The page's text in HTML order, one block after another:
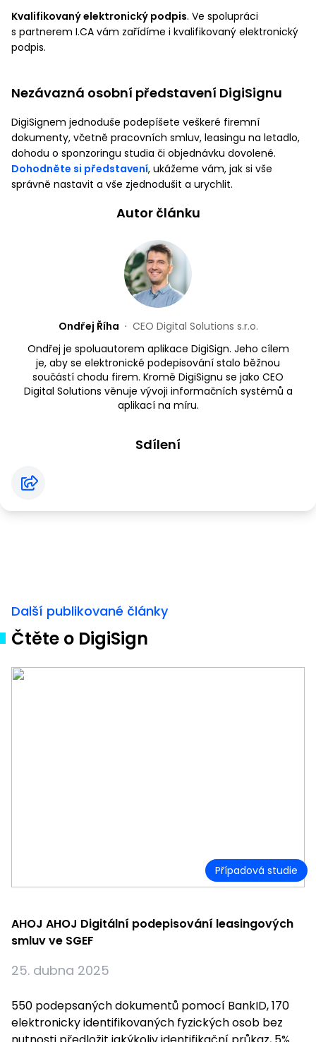
Kvalifikovaný elektronický podpis. Ve spolupráci
s partnerem I.CA vám zařídíme i kvalifikovaný elektronický
podpis.
Nezávazná osobní představení DigiSignu
DigiSignem jednoduše podepíšete veškeré firemní
dokumenty, včetně pracovních smluv, leasingu na letadlo,
dohodu o sponzoringu studia či objednávku dovolené.
Dohodněte si představení, ukážeme vám, jak si vše
správně nastavit a vše zjednodušit a urychlit.
Autor článku
Ondřej Říha · CEO Digital Solutions s.r.o.
Ondřej je spoluautorem aplikace DigiSign. Jeho cílem
je, aby se elektronické podepisování stalo běžnou
součástí chodu firem. Kromě DigiSignu se jako CEO
Digital Solutions věnuje vývoji informačních systémů a
aplikací na míru.
Sdílení
Další publikované články
Čtěte o DigiSign
Případová studie
AHOJ AHOJ Digitální podepisování leasingových
smluv ve SGEF
25. dubna 2025
550 podepsaných dokumentů pomocí BankID, 170
elektronicky identifikovaných fyzických osob bez